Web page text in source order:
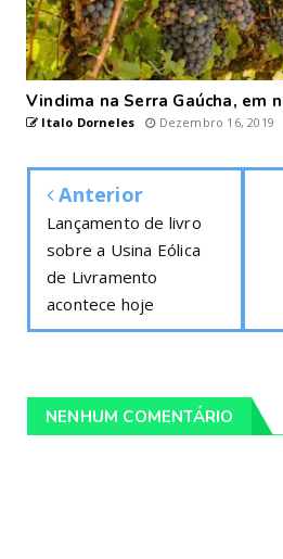
Vindima na Serra Gaúcha, em
Italo Dorneles Dezembro 16, 2019
Anterior
Lançamento de livro
sobre a Usina Eólica
de Livramento
acontece hoje
NENHUM COMENTÁRIO